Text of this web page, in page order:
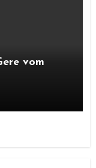
vom